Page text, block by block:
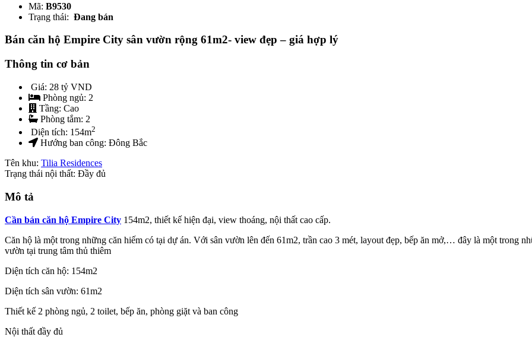
Mã: B9530
Trạng thái: Đang bán
Bán căn hộ Empire City sân vườn rộng 61m2- view đẹp – giá hợp lý
Thông tin cơ bản
Giá: 28 tỷ VND
Phòng ngủ: 2
Tầng: Cao
Phòng tắm: 2
Diện tích: 154m2
Hướng ban công: Đông Bắc
Tên khu: Tilia Residences
Trạng thái nội thất: Đầy đủ
Mô tả
Cần bán căn hộ Empire City 154m2, thiết kế hiện đại, view thoáng, nội thất cao cấp.
Căn hộ là một trong những căn hiếm có tại dự án. Với sân vườn lên đến 61m2, trần cao 3 mét, layout đẹp, bếp ăn mở,… đây là một trong
vườn tại trung tâm thủ thiêm
Diện tích căn hộ: 154m2
Diện tích sân vườn: 61m2
Thiết kế 2 phòng ngủ, 2 toilet, bếp ăn, phòng giặt và ban công
Nội thất đầy đủ